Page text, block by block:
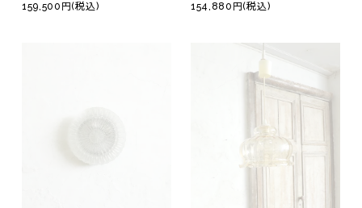
159,500円(税込)
154,880円(税込)